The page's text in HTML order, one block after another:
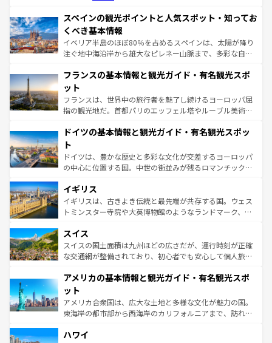
ろん、トスカーナの美しい田園風景やアマルフィ海岸の絶
景など、自然景観も見逃せない。観光の合間には、本場の
ピザやパスタなど、絶品のイタリア料理を堪能することも
できる。朝目覚めてから夜眠るまで、すべての瞬間を楽し
なお、新着のイタリア情報はコンテンツ一覧を参照してほ
しい。
スペインの観光ポイントと人気スポット・知ってお
くべき基本情報
イベリア半島のほぼ80％を占めるスペインは、太陽が降り
注ぐ地中海沿岸から雄大なピレネー山脈まで、多彩な自然
文化が根付くこの国では、情熱的なフラメンコ、熱気あふ
れる闘牛、そして美味しいタパスが生活の一部となってい
る。首都マドリードの洗練された雰囲気や、バルセロナの
アートに溢れた街角から、地方では古代ローマ遺跡や中世
せる。地方によって風土や気候が異なるスペインはその個
ンテンツ一覧 を参照してほしい。
フランスの基本情報と観光ガイド・有名観光スポ
ット
フランスは、世界中の旅行者を魅了し続けるヨーロッパ屈
指の観光地だ。首都パリのエッフェル塔やルーブル美術館
で、幅広い魅力が詰まっている。華麗な宮殿、歴史的な大
聖堂、美しいビーチ、そして豊かな自然が、訪れる者を心
から魅了する。また、フランスは美食の国としても知ら
れ、フランス料理はユネスコ無形文化遺産にも登録されて
香り高いラベンダー畑など、多彩な楽しみ方が可能だ。さ
らに、パリ以外の地域にも魅力が溢れており、どの街角に
も豊かな歴史と文化が息づいている。パリ以外の個性あふ
を参照してほしい。
ドイツの基本情報と観光ガイド・有名観光スポッ
ト
ドイツは、豊かな歴史と多彩な文化が交差するヨーロッパ
の中心に位置する国。中世の街並みが残るロマンチック街
顔を持つこの国は、どこを歩いても飽きることがない。ベ
ルリンの文化的活気、バイエルン州のアルプスの絶景、そ
してライン川沿いのワイン畑といった風景は必見。ビール
は、お酒好きな人にはぜひ体験してほしい。 なお、新着の
ドイツ情報はコンテンツ一覧を参照してほしい。
イギリス
イギリスは、古きよき伝統と最先端が共存する国。ウェス
トミンスター寺院や大英博物館のようなランドマーク、歴
リアごとに異なる魅力がある。また、優雅なアフタヌーン
ティー、ビール好きにはたまらない英国パブ、サッカー観
戦など、本場だからこそできる体験も豊富。イギリスを旅
ンツ一覧を参照してほしい。
スイス
スイスの国土面積は九州ほどの広さだが、運行時刻が正確
な交通網が整備されており、初心者でも安心して個人旅行
の建物がそのまま残る町や、スイスならではのユニークな
博物館もあり、アルプス観光だけでなく町歩きも満喫する
ことができる。国民の所得が高いため物価も高いが、旅行
者向けの交通パス提供のサービスもあり、うまく活用すれ
着のスイス情報は
アメリカの基本情報と観光ガイド・有名観光スポ
ット
アメリカ合衆国は、広大な土地と多様な文化が魅力の国。
東海岸の都市部から西海岸のカリフォルニアまで、訪れる
のような巨大都市は、観光、ショッピング、エンターテイ
ハワイ